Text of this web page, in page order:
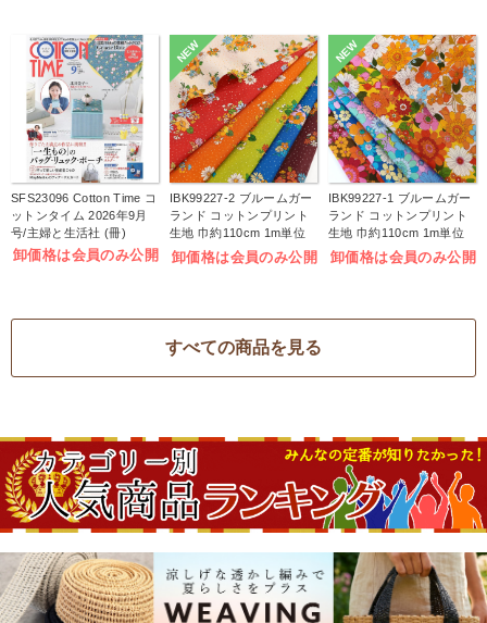
SFS23096 Cotton Time コ
ットンタイム 2026年9月
号/主婦と生活社 (冊)
卸価格は会員のみ公開
NEW
IBK99227-2 ブルームガー
ランド コットンプリント
生地 巾約110cm 1m単位
(m)
卸価格は会員のみ公開
NEW
IBK99227-1 ブルームガー
ランド コットンプリント
生地 巾約110cm 1m単位
(m)
卸価格は会員のみ公開
すべての商品を見る